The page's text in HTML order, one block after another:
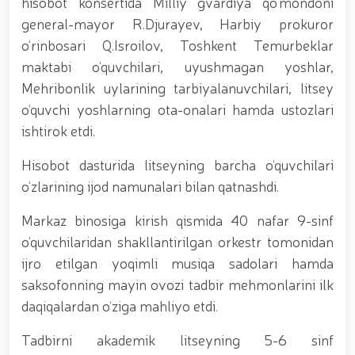
O‘zbekiston Milliy kino san'ati saroyida Milliy
gvardiya tizimidagi yoshlar bilan uchrashuv bo‘lib
o‘tdi. // Bayram kunlarida xavfsizlik toʻliq taʼminlandi
// Navroʻz shukuhi: otliq paradlar tashkil etildi //
“Navroʻzni ulugʻlash – insonni ulugʻlashdir!” shiori
ostida bayram sayli // Askarlar kasb-hunar
sertifikatlariga ega boʻldi // Qahramonlar xotirasi
yod etildi // Strandja turnirida Milliy gvardiya harbiy
kiritdi. // Iroda Ismoilova «Sodiq xizmatlari uchun»
medali bilan taqdirlandi. // O‘zbekiston Qurolli
Kuchlarida kibersport, dron va robot texnologiyalari
Respublika ishchi guruhining yoshlar bilan uchrashuvi
tadbirlari doirasida muddatdi harbiy xizmatchilarga
sertifikatlar topshirildi. // Milliy gvardiya
qo‘mondoni, general-polkovnik B.Tashmatov
poytaxtimizdagi manzilli ishlari davomida yoshlar
bilan uchrashib, ular bilan ochiq muloqot o‘tkazdi. //
Farg‘ona viloyatida jinoyat sodir etishga moyil
shaxslar yashash manzillarida tezkor tadbirlar
general-mayor R.Djurayev, Harbiy prokuror
o‘rinbosari Q.Isroilov, Toshkent Temurbeklar
maktabi o‘quvchilari, uyushmagan yoshlar,
Mehribonlik uylarining tarbiyalanuvchilari, litsey
o‘quvchi yoshlarning ota-onalari hamda ustozlari
ishtirok etdi.
Hisobot dasturida litseyning barcha o‘quvchilari
o‘zlarining ijod namunalari bilan qatnashdi.
Markaz binosiga kirish qismida 40 nafar 9-sinf
o‘quvchilaridan shakllantirilgan orkestr tomonidan
ijro etilgan yoqimli musiqa sadolari hamda
saksofonning mayin ovozi tadbir mehmonlarini ilk
daqiqalardan o‘ziga mahliyo etdi.
Tadbirni akademik litseyning 5-6 sinf